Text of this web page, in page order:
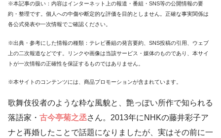
※本記事の扱い：内容はインターネット上の報道・番組・SNS等の公開情報の要
約・整理です。個人への中傷や断定的な評価を目的としません。正確な事実関係は
各公式発表や一次情報でご確認ください。
※出典・参考にした情報の種類：テレビ番組の発言要約、SNS投稿の引用、ウェブ
上の二次報道などです。リンクや画像は当該サービス・媒体のものであり、本サイ
トが一次情報の正確性を保証するものではありません。
※本サイトのコンテンツには、商品プロモーションが含まれています。
歌舞伎役者のような粋な風貌と、艶っぽい所作で知られる
落語家・ 古今亭菊之丞さん。2013年にNHKの藤井彩子ア
ナと再婚したことで話題になりましたが、実はその前に一